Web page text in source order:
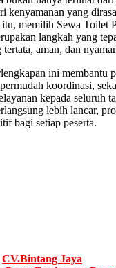
kenyamanan yang
memilih Sewa Toilet
langkah yang
aman, dan
ini membantu
koordinasi,
kepada seluruh
lebih lancar,
bagi setiap peserta.
CV.Bintang Jaya